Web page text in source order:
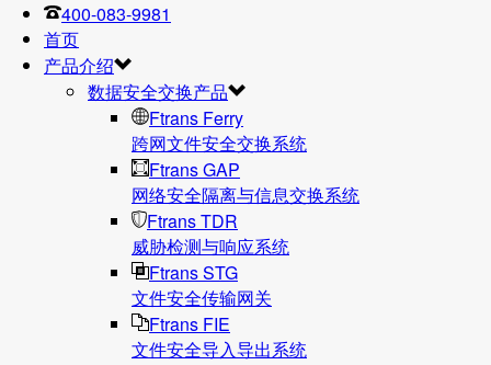
400-083-9981
首页
产品介绍
数据安全交换产品
Ftrans Ferry
跨网文件安全交换系统
Ftrans GAP
网络安全隔离与信息交换系统
Ftrans TDR
威胁检测与响应系统
Ftrans STG
文件安全传输网关
Ftrans FIE
文件安全导入导出系统